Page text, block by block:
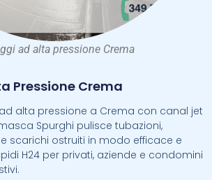
ad alta pressione Crema
Pressione Crema
alta pressione a Crema con canal jet
Spurghi pulisce tubazioni,
scarichi ostruiti in modo efficace e
H24 per privati, aziende e condomini